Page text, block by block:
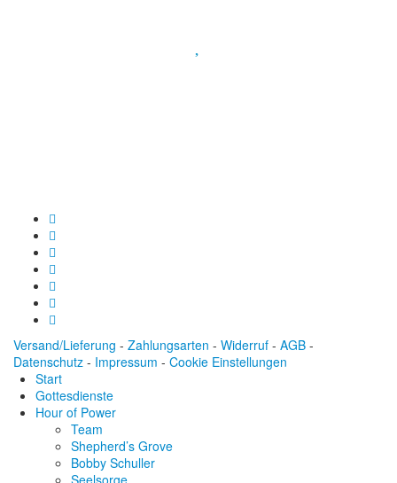
Versand/Lieferung - Zahlungsarten - Widerruf - AGB -
Datenschutz - Impressum - Cookie Einstellungen
Start
Gottesdienste
Hour of Power
Team
Shepherd’s Grove
Bobby Schuller
Seelsorge